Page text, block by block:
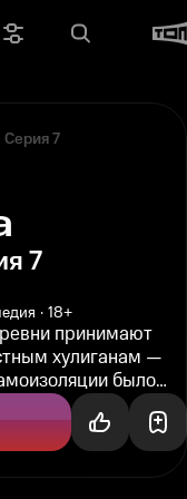
Серия 7
7
18+
принимают
хулиганам —
было